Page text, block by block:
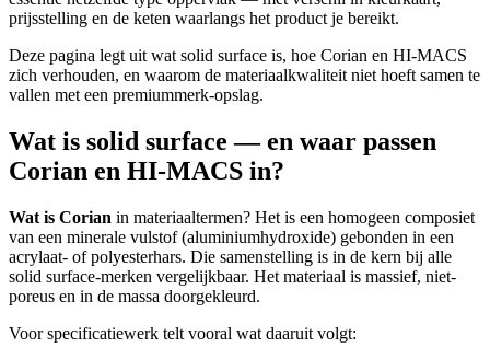
prijsstelling en de keten waarlangs het product je bereikt.
Deze pagina legt uit wat solid surface is, hoe Corian en HI-MACS
zich verhouden, en waarom de materiaalkwaliteit niet hoeft samen te
vallen met een premiummerk-opslag.
Wat is solid surface — en waar passen
Corian en HI-MACS in?
Wat is Corian in materiaaltermen? Het is een homogeen composiet
van een minerale vulstof (aluminiumhydroxide) gebonden in een
acrylaat- of polyesterhars. Die samenstelling is in de kern bij alle
solid surface-merken vergelijkbaar. Het materiaal is massief, niet-
poreus en in de massa doorgekleurd.
Voor specificatiewerk telt vooral wat daaruit volgt: